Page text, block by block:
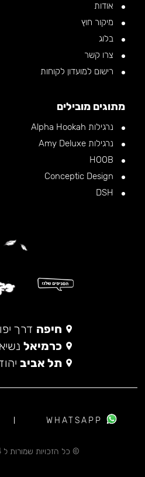
אודות
מיקור חוץ
בלוג
צרו קשר
רישום למועדון לקוחות
מתוגים מובילים
נרגילות Alpha Hookah
נרגילות Amy Deluxe
חיפה דרך יפו 33
כרמיאל
תל אביב
© כל הזכויות שמורות ל 2024 GOOSTO
WHATSAPP